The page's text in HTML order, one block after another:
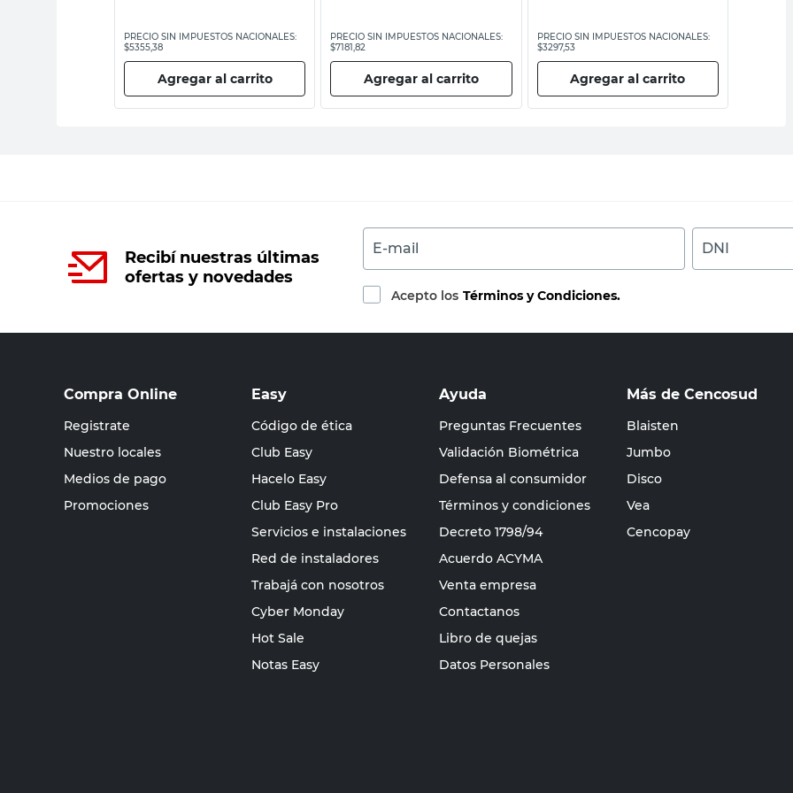
PRECIO SIN IMPUESTOS NACIONALES:
$5355,38
Agregar al carrito
PRECIO SIN IMPUESTOS NACIONALES:
$7181,82
Agregar al carrito
PRECIO SIN IMPUESTOS NACIONALES:
$3297,53
Agregar al carrito
Recibí nuestras últimas
ofertas y novedades
E-mail DNI
Acepto los Términos y Condiciones.
Compra Online
Registrate
Nuestro locales
Medios de pago
Promociones
Easy
Código de ética
Club Easy
Hacelo Easy
Club Easy Pro
Servicios e instalaciones
Red de instaladores
Trabajá con nosotros
Cyber Monday
Hot Sale
Notas Easy
Ayuda
Preguntas Frecuentes
Validación Biométrica
Defensa al consumidor
Términos y condiciones
Decreto 1798/94
Acuerdo ACYMA
Venta empresa
Contactanos
Libro de quejas
Datos Personales
Más de Cencosud
Blaisten
Jumbo
Disco
Vea
Cencopay